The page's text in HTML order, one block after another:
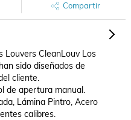
Compartir
Louvers CleanLouv Los
sido diseñados de
cliente.
de apertura manual.
Lámina Pintro, Acero
calibres.